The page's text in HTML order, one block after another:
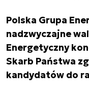
Polska Grupa
nadzwyczajne
Energetyczny
Skarb Państwa
kandydatów do